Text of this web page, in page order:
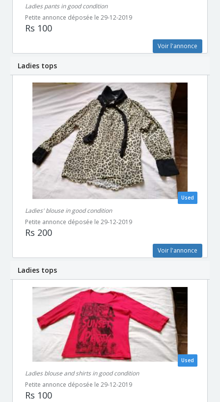
Ladies pants in good condition
Petite annonce déposée le 29-12-2019
Rs 100
Voir l'annonce
Ladies tops
Used
Ladies' blouse in good condition
Petite annonce déposée le 29-12-2019
Rs 200
Voir l'annonce
Ladies tops
Used
Ladies blouse and shirts in good condition
Petite annonce déposée le 29-12-2019
Rs 100